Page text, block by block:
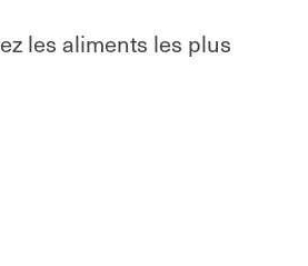
les aliments les plus